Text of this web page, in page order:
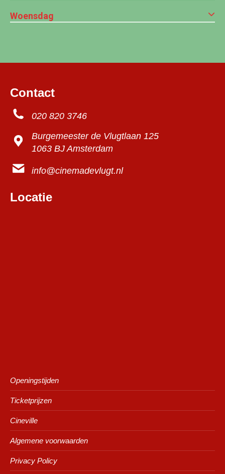
Woensdag
Contact
020 820 3746
Burgemeester de Vlugtlaan 125
1063 BJ Amsterdam
info@cinemadevlugt.nl
Locatie
Openingstijden
Ticketprijzen
Cineville
Algemene voorwaarden
Privacy Policy